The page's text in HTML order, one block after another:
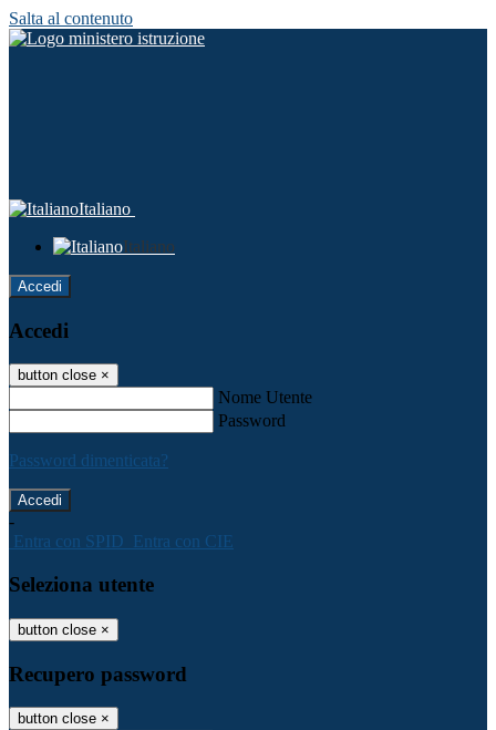
Salta al contenuto
Italiano
Italiano
Accedi
Accedi
button close ×
Nome Utente
Password
Password dimenticata?
-
Entra con SPID Entra con CIE
Seleziona utente
button close ×
Recupero password
button close ×